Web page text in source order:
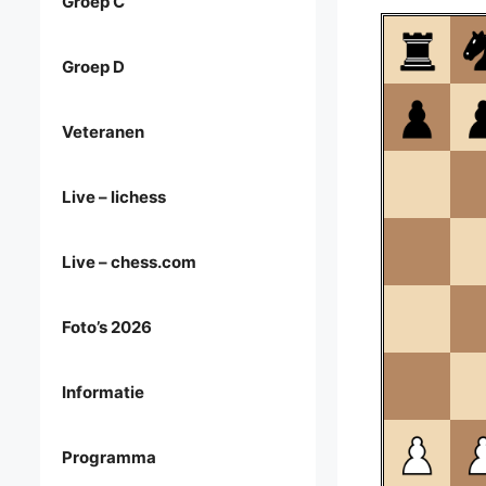
Groep D
Veteranen
Live – lichess
Live – chess.com
Foto’s 2026
Informatie
Programma